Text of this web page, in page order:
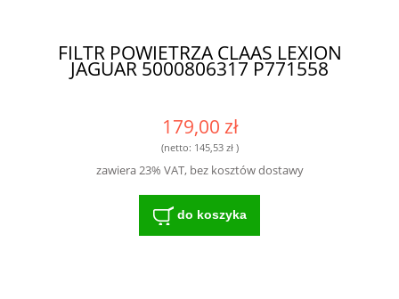
FILTR POWIETRZA CLAAS LEXION
JAGUAR 5000806317 P771558
179,00 zł
(netto: 145,53 zł)
zawiera 23% VAT, bez kosztów dostawy
do koszyka